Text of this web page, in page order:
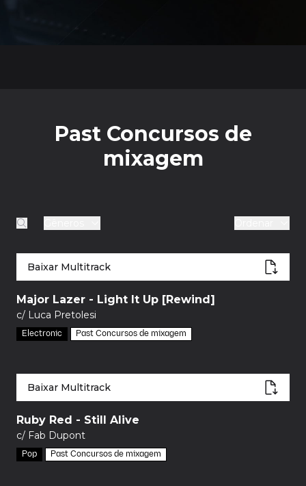
Past Concursos de
mixagem
Baixar Multitrack
Major Lazer - Light It Up [Rewind]
c/ Luca Pretolesi
Electronic Past Concursos de mixagem
Baixar Multitrack
Ruby Red - Still Alive
c/ Fab Dupont
Pop Past Concursos de mixagem